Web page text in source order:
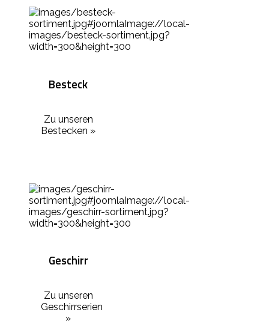
Besteck
Zu unseren
Bestecken »
Geschirr
Zu unseren
Geschirrserien
»